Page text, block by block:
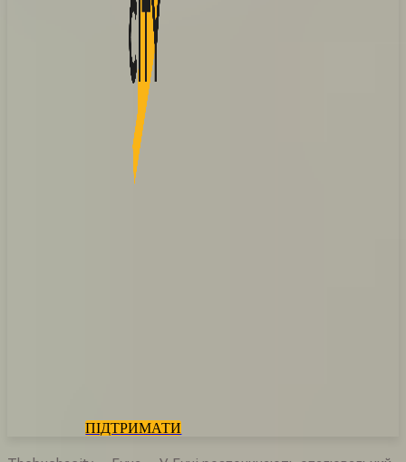
ПІДТРИМАТИ